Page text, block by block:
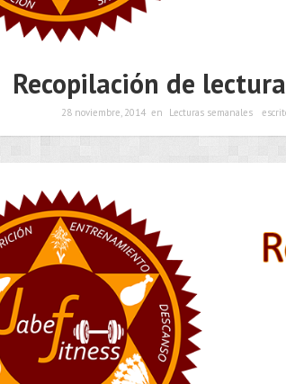
Recopilación de
28 noviembre, 2014 en Lecturas semanales